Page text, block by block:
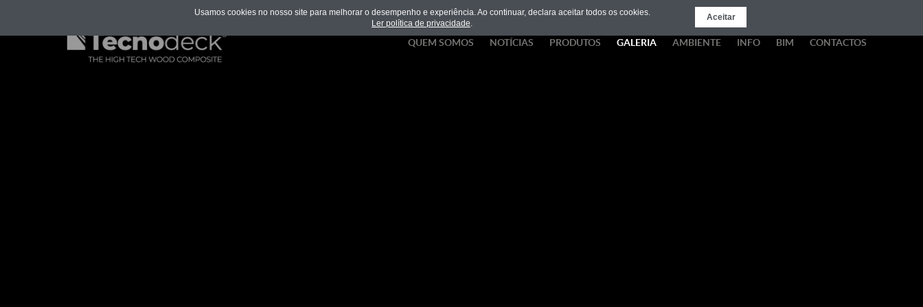
Usamos cookies no nosso site para melhorar o desempenho e experiência. Ao continuar, declara aceitar todos os cookies.
Ler política de privacidade.
Aceitar
QUEM SOMOS NOTÍCIAS PRODUTOS GALERIA AMBIENTE INFO BIM CONTACTOS